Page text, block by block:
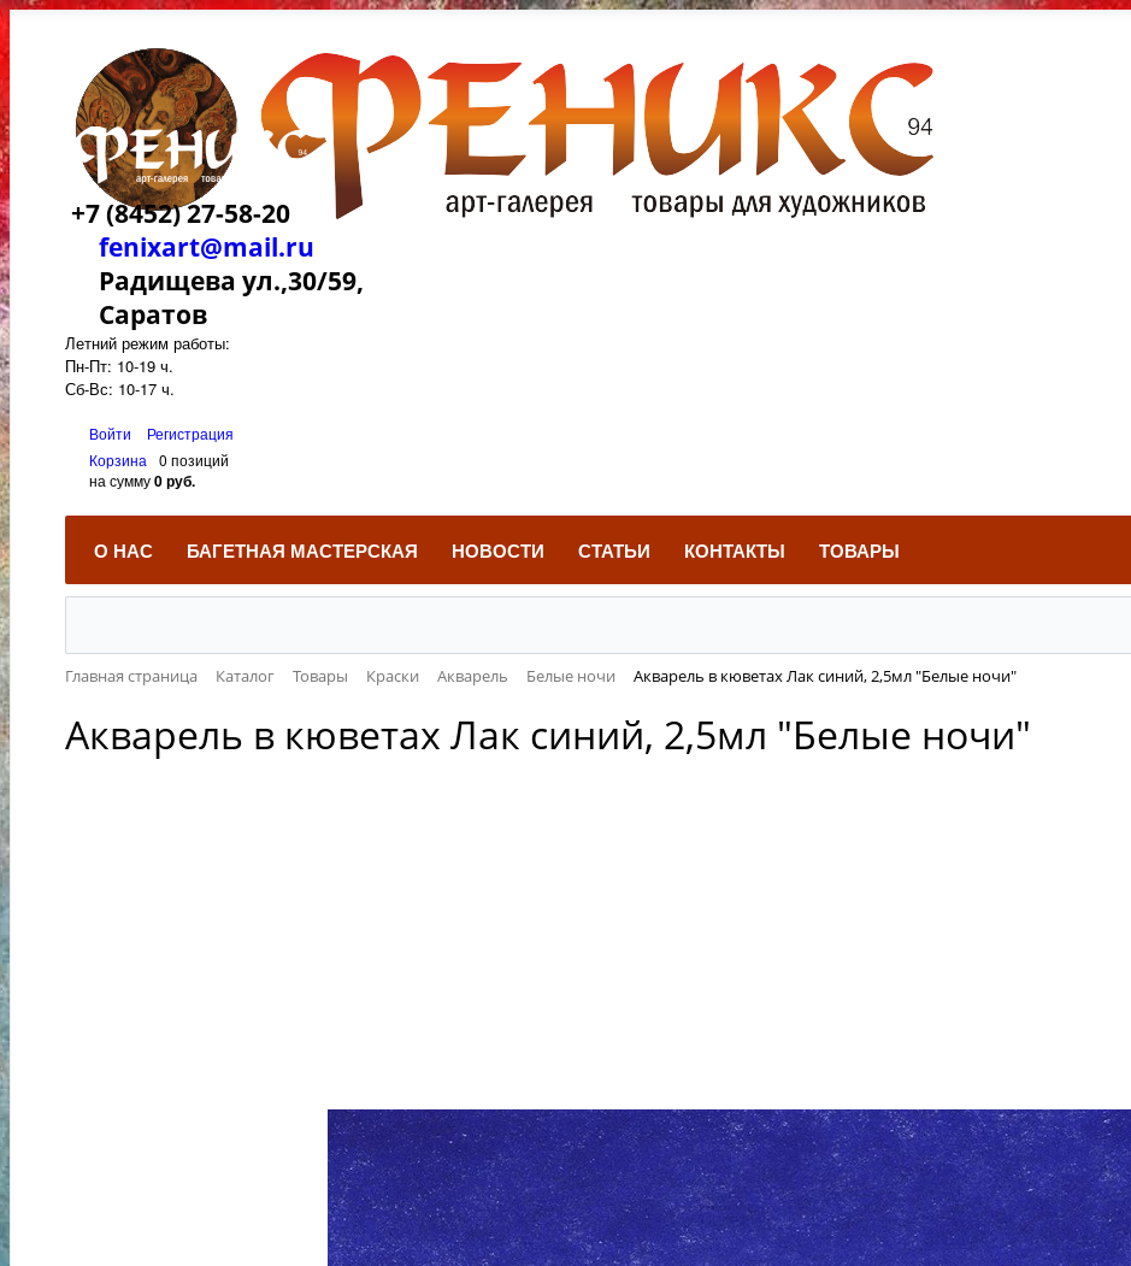
+7 (8452) 27-58-20
fenixart@mail.ru
Радищева ул.,30/59,
Саратов
Летний режим работы:
Пн-Пт: 10-19 ч.
Сб-Вс: 10-17 ч.
Войти
Регистрация
Корзина
0 позиций
на сумму0 руб.
О НАС БАГЕТНАЯ МАСТЕРСКАЯ НОВОСТИ СТАТЬИ КОНТАКТЫ ТОВАРЫ
Главная страница Каталог Товары Краски Акварель Белые ночи Акварель в кюветах Лак синий, 2,5мл "Белые ночи"
Акварель в кюветах Лак синий, 2,5мл "Белые ночи"